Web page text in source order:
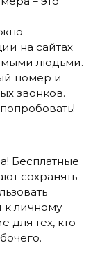
на сайтах
людьми.
номер и
звонков.
Бесплатные
сохранять
личному
для тех, кто